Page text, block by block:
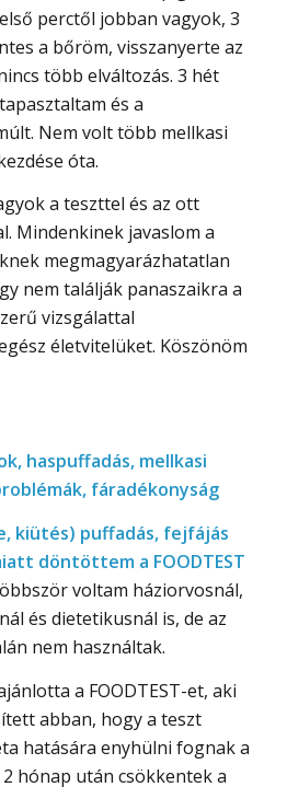
perctől jobban vagyok, 3
a bőröm, visszanyerte az
több elváltozás. 3 hét
és a
Nem volt több mellkasi
óta.
a teszttel és az ott
Mindenkinek javaslom a
megmagyarázhatatlan
nem találják panaszaikra a
vizsgálattal
életvitelüket. Köszönöm
haspuffadás, mellkasi
fáradékonyság
kiütés) puffadás, fejfájás
döntöttem a FOODTEST
voltam háziorvosnál,
és dietetikusnál is, de az
nem használtak.
a FOODTEST-et, aki
abban, hogy a teszt
hatására enyhülni fognak a
hónap után csökkentek a